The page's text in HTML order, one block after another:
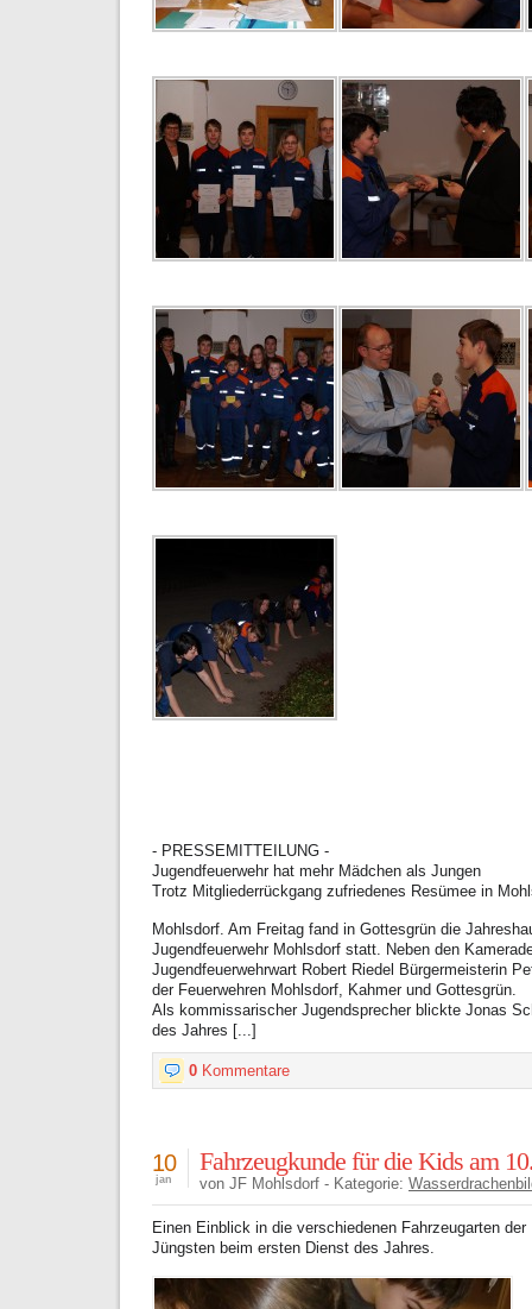
- PRESSEMITTEILUNG -
Jugendfeuerwehr hat mehr Mädchen als Jungen
Trotz Mitgliederrückgang zufriedenes Resümee in
Mohlsdorf. Am Freitag fand in Gottesgrün die
Jugendfeuerwehr Mohlsdorf statt. Neben den
Jugendfeuerwehrwart Robert Riedel Bürgermeisterin
der Feuerwehren Mohlsdorf, Kahmer und Gottesgrün.
Als kommissarischer Jugendsprecher blickte Jonas
des Jahres [...]
0 Kommentare
Fahrzeugkunde für die Kids am
10
jan von JF Mohlsdorf - Kategorie:
Einen Einblick in die verschiedenen Fahrzeugarten
Jüngsten beim ersten Dienst des Jahres.